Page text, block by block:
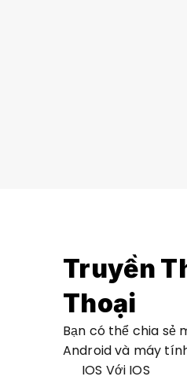
Truyền
Thoại
Bạn có thể chia sẻ
Android và máy
IOS Với IOS